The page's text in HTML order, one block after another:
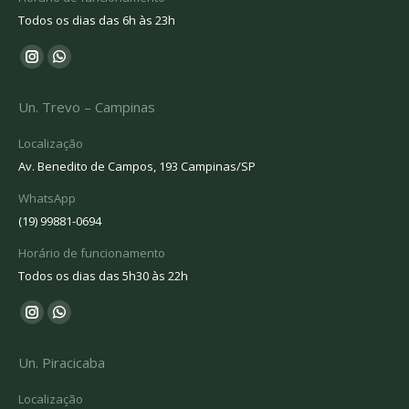
Todos os dias das 6h às 23h
Encontre-nos em:
Instagram
opens
in
new
Whatsapp
opens
in
new
Un. Trevo – Campinas
Localização
Av. Benedito de Campos, 193 Campinas/SP
WhatsApp
(19) 99881-0694
Horário de funcionamento
Todos os dias das 5h30 às 22h
Encontre-nos em:
Instagram
opens
in
Whatsapp
opens
in
Un. Piracicaba
Localização